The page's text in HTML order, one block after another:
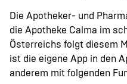
Die Apotheker- und
die Apotheke Calma im
Österreichs folgt diesem
ist die eigene App in den
anderem mit folgenden